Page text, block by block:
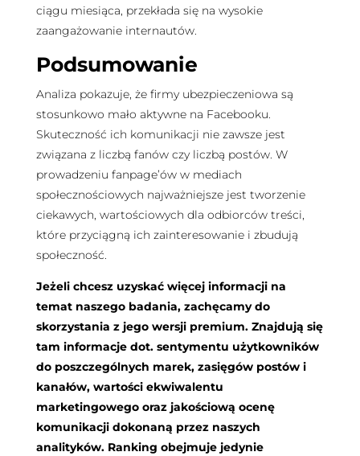
ciągu miesiąca, przekłada się na wysokie
zaangażowanie internautów.
Podsumowanie
Analiza pokazuje, że firmy ubezpieczeniowa są
stosunkowo mało aktywne na Facebooku.
Skuteczność ich komunikacji nie zawsze jest
związana z liczbą fanów czy liczbą postów. W
prowadzeniu fanpage’ów w mediach
społecznościowych najważniejsze jest tworzenie
ciekawych, wartościowych dla odbiorców treści,
które przyciągną ich zainteresowanie i zbudują
społeczność.
Jeżeli chcesz uzyskać więcej informacji na
temat naszego badania, zachęcamy do
skorzystania z jego wersji premium. Znajdują się
tam informacje dot. sentymentu użytkowników
do poszczególnych marek, zasięgów postów i
kanałów, wartości ekwiwalentu
marketingowego oraz jakościową ocenę
komunikacji dokonaną przez naszych
analityków. Ranking obejmuje jedynie